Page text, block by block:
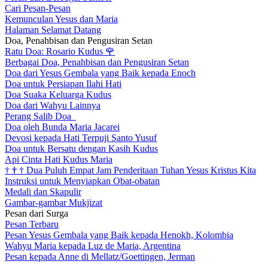
Cari Pesan-Pesan
Kemunculan Yesus dan Maria
Halaman Selamat Datang
Doa, Penahbisan dan Pengusiran Setan
Ratu Doa: Rosario Kudus 🌹
Berbagai Doa, Penahbisan dan Pengusiran Setan
Doa dari Yesus Gembala yang Baik kepada Enoch
Doa untuk Persiapan Ilahi Hati
Doa Suaka Keluarga Kudus
Doa dari Wahyu Lainnya
Perang Salib Doa
Doa oleh Bunda Maria Jacarei
Devosi kepada Hati Terpuji Santo Yusuf
Doa untuk Bersatu dengan Kasih Kudus
Api Cinta Hati Kudus Maria
† † † Dua Puluh Empat Jam Penderitaan Tuhan Yesus Kristus Kita
Instruksi untuk Menyiapkan Obat-obatan
Medali dan Skapulir
Gambar-gambar Mukjizat
Pesan dari Surga
Pesan Terbaru
Pesan Yesus Gembala yang Baik kepada Henokh, Kolombia
Wahyu Maria kepada Luz de Maria, Argentina
Pesan kepada Anne di Mellatz/Goettingen, Jerman